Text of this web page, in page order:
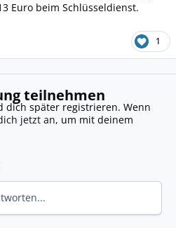
Euro beim Schlüsseldienst.
1
teilnehmen
dich später registrieren. Wenn
jetzt an, um mit deinem